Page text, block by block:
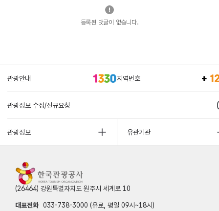
등록된 댓글이 없습니다.
관광안내 지역번호
관광정보 수정/신규요청
관광정보 유관기관
(26464) 강원특별자치도 원주시 세계로 10
대표전화 033-738-3000 (유료, 평일 09시~18시)